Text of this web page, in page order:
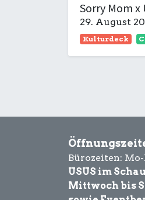
Sorry Mom x
29. August
Kulturdeck
Bürozeiten: Mo-
USUS im
Mittwoch bis